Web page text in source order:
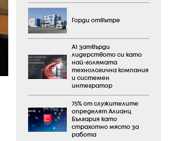
Горди отвътре
А1 затвърди
лидерството си като
най-голямата
технологична компания
и системен
интегратор
75% от служителите
определят Алианц
България като
страхотно място за
работа